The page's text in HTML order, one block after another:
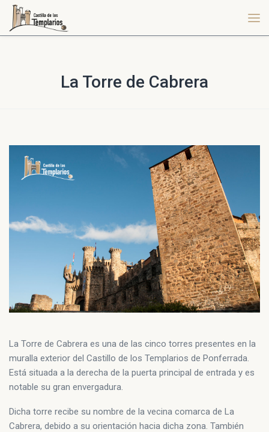
La Torre de Cabrera
La Torre de Cabrera es una de las cinco torres presentes en la
muralla exterior del Castillo de los Templarios de Ponferrada.
Está situada a la derecha de la puerta principal de entrada y es
notable su gran envergadura.
Dicha torre recibe su nombre de la vecina comarca de La
Cabrera, debido a su orientación hacia dicha zona. También